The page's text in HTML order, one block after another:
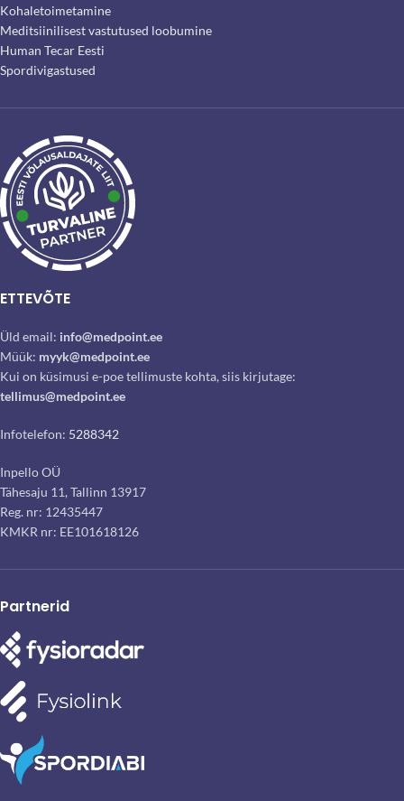
Kohaletoimetamine
Meditsiinilisest vastutused loobumine
Human Tecar Eesti
Spordivigastused
ETTEVÕTE
Üld email: info@medpoint.ee
Müük: myyk@medpoint.ee
Kui on küsimusi e-poe tellimuste kohta, siis kirjutage:
tellimus@medpoint.ee
Infotelefon: 5288342
Inpello OÜ
Tähesaju 11, Tallinn 13917
Reg. nr: 12435447
KMKR nr: EE101618126
Partnerid